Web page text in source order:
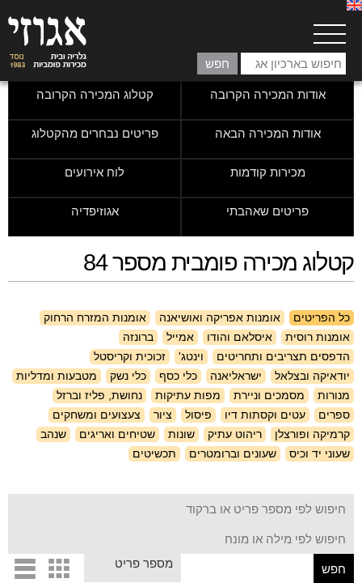
אודות המכירה הקרובה קטלוג המכירה הקרובה
אודות המכירה הבאה פריטים נבחרים מהקטלוג
מכירות קודמות לוח אירועים
פריטים שאהבתי אגוזיפדיה
קטלוג מכירה פומבית מספר 84
כל הפריטים אומנות אפריקה ואושיאנה
אומנות המזרח הרחוק
אומנות רוסית
איסלאם והודו אמייל
ברונזה
הדפסים תצריבים ותחריטים
וינטג'
זכוכית וקריסטל
יודאיקה ובצלאל
ישראליאנה כלי כסף כלי נשק
מטבעות ומדליות
מנורות
מסמכים וניירת מפות עתיקות
נחושת, פליז וברזל
ספרים
עטים וקסתות דיו פיסול ציור
צעצועים ומשחקים
קרמיקה ופורצלן
ריהוט עתיק שונות שטיחים ואריגים
שנהב
שעוני יד וכיס
שעונים וברומטרים תכשיטים
d c